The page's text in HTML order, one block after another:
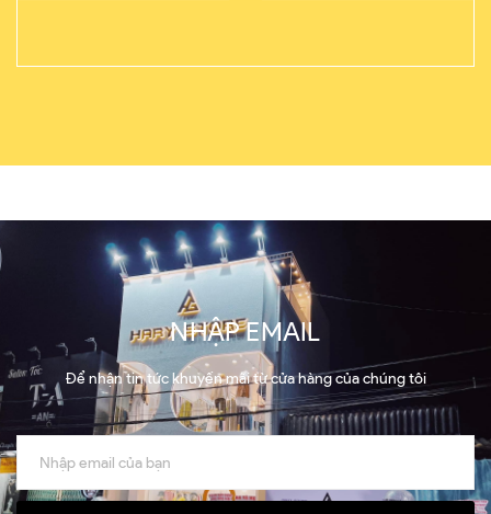
NHẬP EMAIL
Để nhận tin tức khuyến mãi từ cửa hàng của chúng tôi